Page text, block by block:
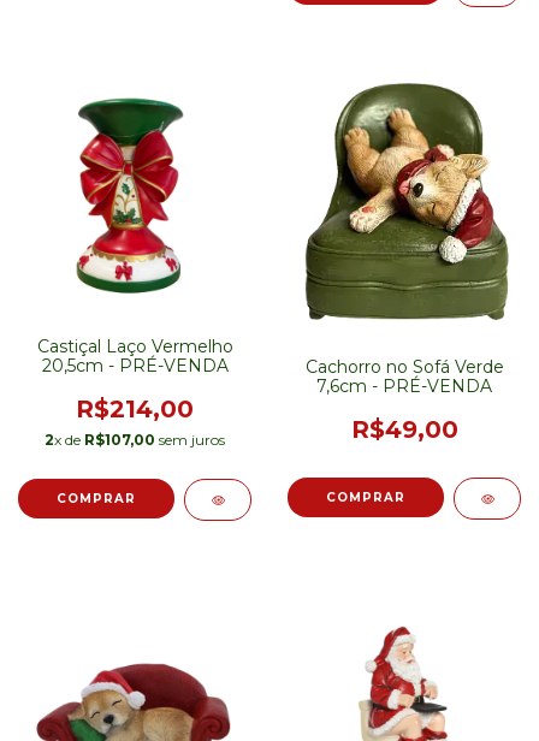
Castiçal Laço Vermelho
20,5cm - PRÉ-VENDA
R$214,00
2x de R$107,00 sem juros
Cachorro no Sofá Verde
7,6cm - PRÉ-VENDA
R$49,00